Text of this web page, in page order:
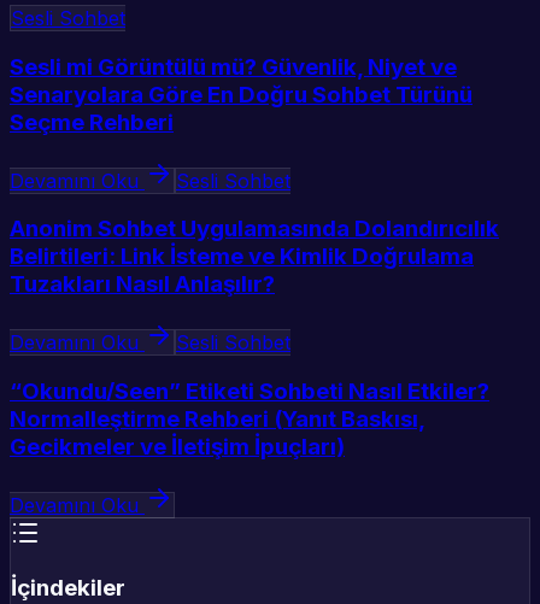
Sesli Sohbet
Sesli mi Görüntülü mü? Güvenlik, Niyet ve
Senaryolara Göre En Doğru Sohbet Türünü
Seçme Rehberi
Devamını Oku Sesli Sohbet
Anonim Sohbet Uygulamasında Dolandırıcılık
Belirtileri: Link İsteme ve Kimlik Doğrulama
Tuzakları Nasıl Anlaşılır?
Devamını Oku Sesli Sohbet
“Okundu/Seen” Etiketi Sohbeti Nasıl Etkiler?
Normalleştirme Rehberi (Yanıt Baskısı,
Gecikmeler ve İletişim İpuçları)
Devamını Oku
İçindekiler